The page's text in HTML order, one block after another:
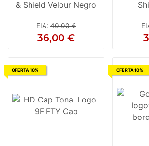
& Shield Velour Negro
EIA: 40,00 €
36,00 €
OFERTA 10% OFERTA 10%